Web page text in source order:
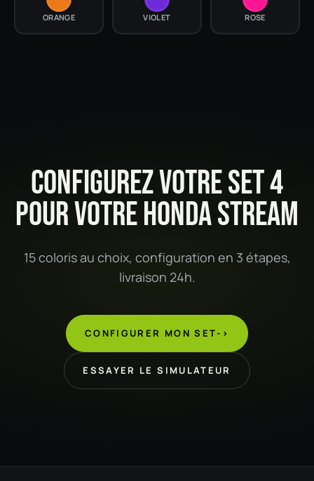
ORANGE VIOLET ROSE
CONFIGUREZ VOTRE SET 4
POUR VOTRE HONDA STREAM
15 coloris au choix, configuration en 3 étapes,
livraison 24h.
CONFIGURER MON SET->
ESSAYER LE SIMULATEUR